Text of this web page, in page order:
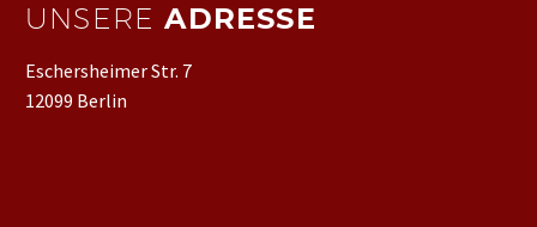
UNSERE ADRESSE
Eschersheimer Str. 7
12099 Berlin